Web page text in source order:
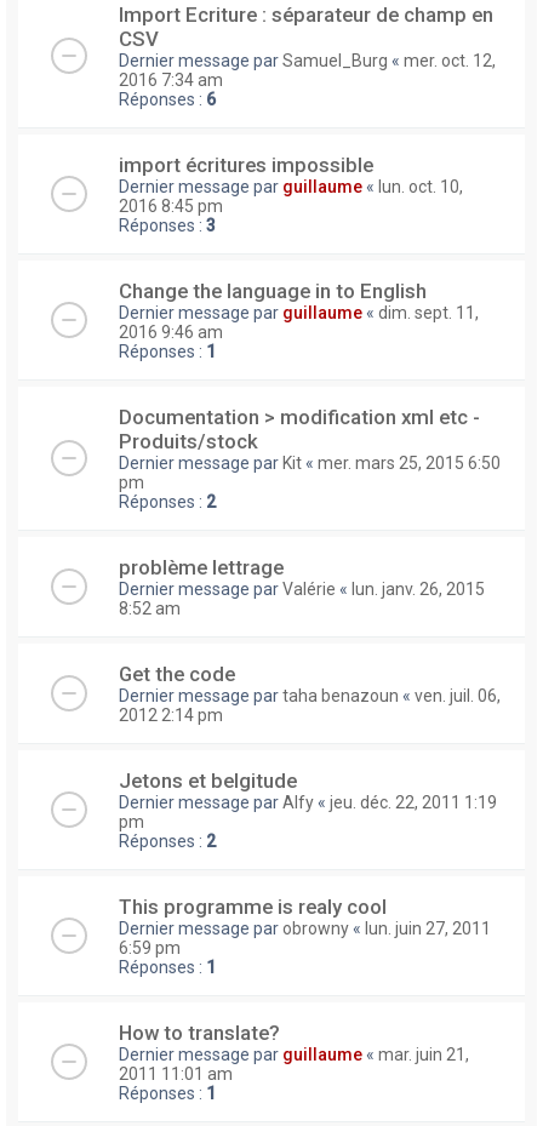
Import Ecriture : séparateur de champ en
CSV
Dernier message parSamuel_Burg « mer. oct. 12,
2016 7:34 am
Réponses : 6
import écritures impossible
Dernier message par guillaume « lun. oct. 10,
2016 8:45 pm
Réponses : 3
Change the language in to English
Dernier message par guillaume « dim. sept. 11,
2016 9:46 am
Réponses : 1
Documentation > modification xml etc -
Produits/stock
Dernier message parKit « mer. mars 25, 2015 6:50
pm
Réponses : 2
problème lettrage
Dernier message parValérie « lun. janv. 26, 2015
8:52 am
Get the code
Dernier message partaha benazoun « ven. juil. 06,
2012 2:14 pm
Jetons et belgitude
Dernier message parAlfy « jeu. déc. 22, 2011 1:19
pm
Réponses : 2
This programme is realy cool
Dernier message parobrowny « lun. juin 27, 2011
6:59 pm
Réponses : 1
How to translate?
Dernier message par guillaume « mar. juin 21,
2011 11:01 am
Réponses : 1